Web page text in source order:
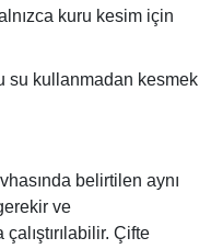
kuru kesim için
su kullanmadan kesmek
belirtilen aynı
ve
Çifte